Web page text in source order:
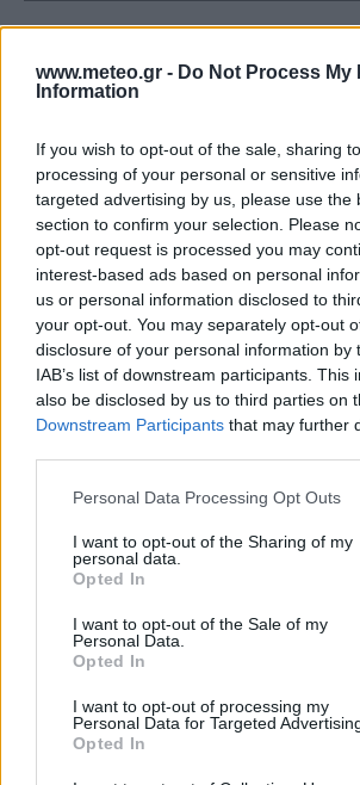
www.meteo.gr - Do Not Process My
Information
If you wish to opt-out of the sale, sharing
processing of your personal or sensitive
targeted advertising by us, please use the
section to confirm your selection. Please
opt-out request is processed you may
interest-based ads based on personal
us or personal information disclosed to
your opt-out. You may separately opt-out
disclosure of your personal information by
IAB’s list of downstream participants. This
also be disclosed by us to third parties on
Downstream Participants that may further
Personal Data Processing Opt Outs
I want to opt-out of the Sharing of my
personal data.
Opted In
I want to opt-out of the Sale of my
Personal Data.
Opted In
I want to opt-out of processing my
Personal Data for Targeted
Opted In
46%υγρ.
16 Km/h
09:00
33°C
31% υγρ.
2 Μπφ B
9 Km/h
12:00
39°C
20% υγρ.
4 Μπφ BA
24 Km/h
15:00
41°C
υγρ.
4 Μπφ BA
24 Km/h
18:00
39°C
21%υγρ.
4 Μπφ BA
24 Km/h
34°C
3 Μπφ BA
ΤΡΙΤΗ11 ΑΥΓΟΥΣΤΟΥ
28 °C
32%υγρ.
3 Μπφ BA
25°C
28%υγρ.
3 Μπφ BA